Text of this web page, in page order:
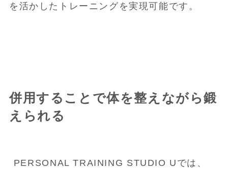
を活かしたトレーニングを実現可能です。
併用することで体を整えながら鍛
えられる
PERSONAL TRAINING STUDIO Uでは、